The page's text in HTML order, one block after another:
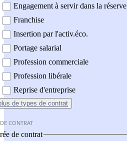
Engagement à servir dans la réserve
Franchise
Insertion par l'activ.éco.
Portage salarial
Profession commerciale
Profession libérale
Reprise d'entreprise
de types de contrat
CONTRAT
de contrat